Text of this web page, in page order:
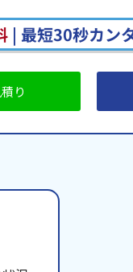
| 最短30秒カン
り